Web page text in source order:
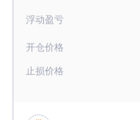
浮动盈亏
开仓价格
止损价格